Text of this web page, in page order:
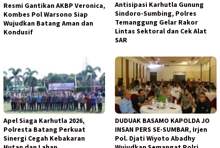
Resmi Gantikan AKBP Veronica,
Kombes Pol Warsono Siap
Wujudkan Batang Aman dan
Kondusif
Antisipasi Karhutla Gunung
Sindoro-Sumbing, Polres
Temanggung Gelar Rakor
Lintas Sektoral dan Cek Alat
SAR
Apel Siaga Karhutla 2026,
Polresta Batang Perkuat
Sinergi Cegah Kebakaran
DUDUAK BASAMO KAPOLDA JO
INSAN PERS SE-SUMBAR, Irjen
Pol. Djati Wiyoto Abadhy